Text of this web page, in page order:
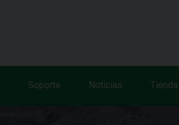
Soporte Noticias Tienda